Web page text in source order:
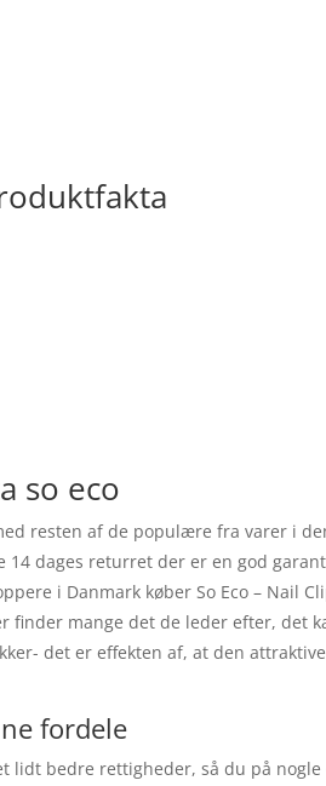
so eco
resten af de populære fra varer i
14 dages returret der er en god
i Danmark køber So Eco –
mange det de leder efter, det
det er effekten af, at den
fordele
lidt bedre rettigheder, så du på